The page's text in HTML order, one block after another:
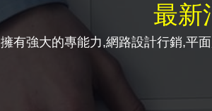
最新
擁有強大的專能力,網路設計行銷,平